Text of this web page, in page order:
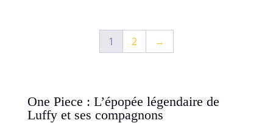
1 2 →
One Piece : L’épopée légendaire de
Luffy et ses compagnons